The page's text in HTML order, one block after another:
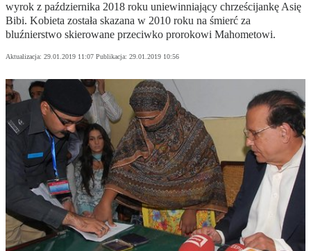
wyrok z października 2018 roku uniewinniający chrześcijankę Asię
Bibi. Kobieta została skazana w 2010 roku na śmierć za
bluźnierstwo skierowane przeciwko prorokowi Mahometowi.
Aktualizacja: 29.01.2019 11:07 Publikacja: 29.01.2019 10:56